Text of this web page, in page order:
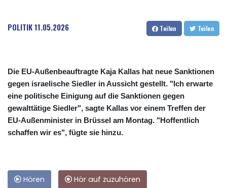
POLITIK11.05.2026 Teilen Teilen
Die EU-Außenbeauftragte Kaja Kallas hat neue Sanktionen
gegen israelische Siedler in Aussicht gestellt. "Ich erwarte
eine politische Einigung auf die Sanktionen gegen
gewalttätige Siedler", sagte Kallas vor einem Treffen der
EU-Außenminister in Brüssel am Montag. "Hoffentlich
schaffen wir es", fügte sie hinzu.
Hören Hör auf zuzuhören